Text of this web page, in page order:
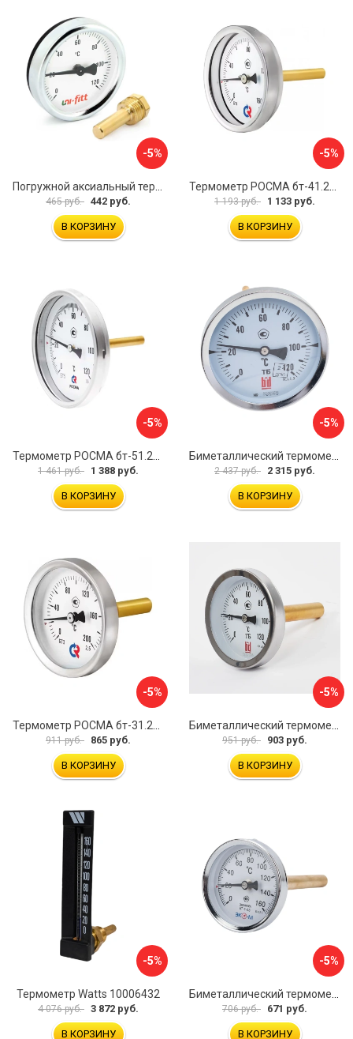
-5%
465 руб. 442 руб.
В КОРЗИНУ
-5%
1 193 руб. 1 133 руб.
В КОРЗИНУ
-5%
1 461 руб. 1 388 руб.
В КОРЗИНУ
-5%
2 437 руб. 2 315 руб.
В КОРЗИНУ
-5%
911 руб. 865 руб.
В КОРЗИНУ
-5%
951 руб. 903 руб.
В КОРЗИНУ
-5%
Термометр Watts 10006432
4 076 руб. 3 872 руб.
В КОРЗИНУ
-5%
Биметаллический термометр ЭКО-М БТ-1-63 БТ-1-63-160С-L100
706 руб. 671 руб.
В КОРЗИНУ